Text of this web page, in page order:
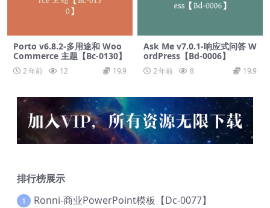
Porto v6.8.2-多用途和 Woo
Commerce 主题【Bc-0130】
2 年前 12 19.9
Ask Me v7.0.1-响应式问答 W
ordPress【Bd-0006】
2 年前 8 19.9
排行榜展示
1 Ronni-商业PowerPoint模板【Dc-0077】